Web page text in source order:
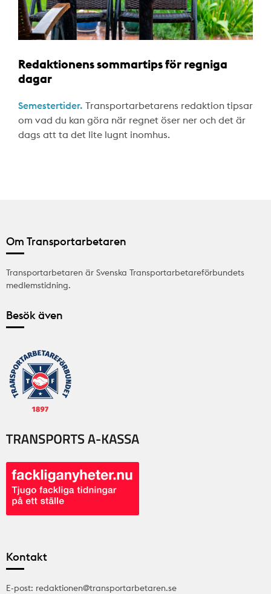
Redaktionens sommartips för regniga
dagar
Semestertider. Transportarbetarens redaktion tipsar
om vad du kan göra när regnet öser ner och det är
dags att ta det lite lugnt inomhus.
Om Transportarbetaren
Transportarbetaren är Svenska Transportarbetareförbundets
medlemstidning.
Besök även
Kontakt
E-post: redaktionen@transportarbetaren.se